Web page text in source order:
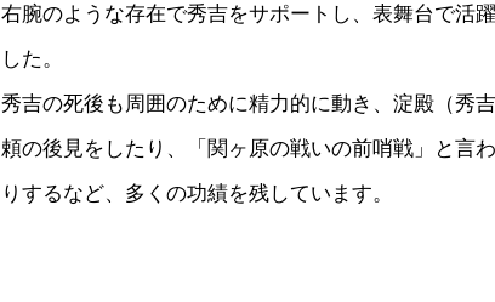
右腕のような存在で秀吉をサポートし、表舞台で活
した。
秀吉の死後も周囲のために精力的に動き、淀殿（秀
頼の後見をしたり、「関ヶ原の戦いの前哨戦」と言
りするなど、多くの功績を残しています。